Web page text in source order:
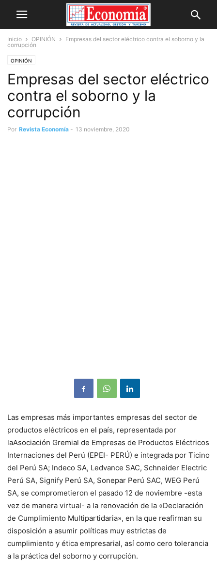
Inicio OPINIÓN
Empresas del sector eléctrico contra el soborno y la
corrupción
OPINIÓN
Empresas del sector eléctrico
contra el soborno y la
corrupción
Por Revista Economía - 13 noviembre, 2020
Las empresas más importantes empresas del sector de
productos eléctricos en el país, representada por
laAsociación Gremial de Empresas de Productos Eléctricos
Internaciones del Perú (EPEI- PERÚ) e integrada por Ticino
del Perú SA; Indeco SA, Ledvance SAC, Schneider Electric
Perú SA, Signify Perú SA, Sonepar Perú SAC, WEG Perú
SA, se comprometieron el pasado 12 de noviembre -esta
vez de manera virtual- a la renovación de la «Declaración
de Cumplimiento Multipartidaria», en la que reafirman su
disposición a asumir políticas muy estrictas de
cumplimiento y ética empresarial, así como cero tolerancia
a la práctica del soborno y corrupción.